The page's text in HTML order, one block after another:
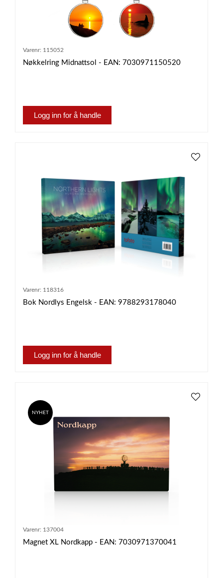
Varenr: 115052
Nøkkelring Midnattsol - EAN: 7030971150520
Logg inn for å handle
Varenr: 118316
Bok Nordlys Engelsk - EAN: 9788293178040
Logg inn for å handle
NYHET
Varenr: 137004
Magnet XL Nordkapp - EAN: 7030971370041